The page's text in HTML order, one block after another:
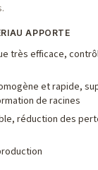
APPORTE
très efficace,
et rapide,
de racines
réduction des